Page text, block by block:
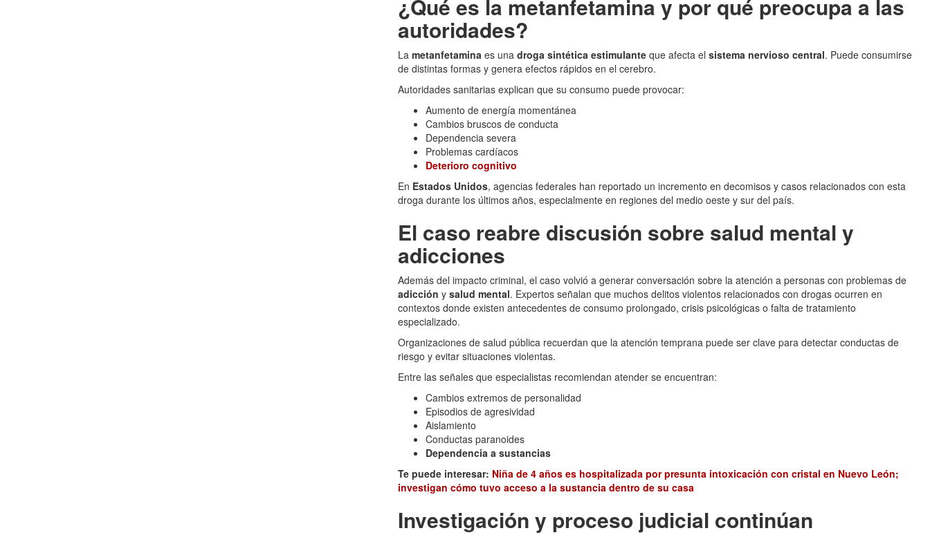
¿Qué es la metanfetamina y por qué preocupa a las
autoridades?
La metanfetamina es una droga sintética estimulante que afecta el sistema nervioso central. Puede consumirse
de distintas formas y genera efectos rápidos en el cerebro.
Autoridades sanitarias explican que su consumo puede provocar:
Aumento de energía momentánea
Cambios bruscos de conducta
Dependencia severa
Problemas cardíacos
Deterioro cognitivo
En Estados Unidos, agencias federales han reportado un incremento en decomisos y casos relacionados con esta
droga durante los últimos años, especialmente en regiones del medio oeste y sur del país.
El caso reabre discusión sobre salud mental y
adicciones
Además del impacto criminal, el caso volvió a generar conversación sobre la atención a personas con problemas de
adicción y salud mental. Expertos señalan que muchos delitos violentos relacionados con drogas ocurren en
contextos donde existen antecedentes de consumo prolongado, crisis psicológicas o falta de tratamiento
especializado.
Organizaciones de salud pública recuerdan que la atención temprana puede ser clave para detectar conductas de
riesgo y evitar situaciones violentas.
Entre las señales que especialistas recomiendan atender se encuentran:
Cambios extremos de personalidad
Episodios de agresividad
Aislamiento
Conductas paranoides
Dependencia a sustancias
Te puede interesar: Niña de 4 años es hospitalizada por presunta intoxicación con cristal en Nuevo León;
investigan cómo tuvo acceso a la sustancia dentro de su casa
Investigación y proceso judicial continúan